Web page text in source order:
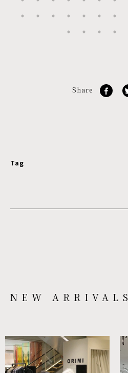
Share
Tag
NEW ARRIVALS